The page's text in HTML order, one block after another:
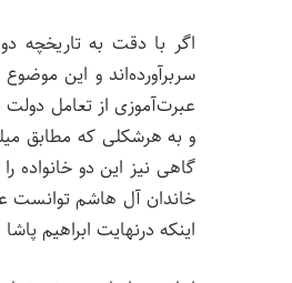
اگر با دقت به تاریخچه
سربرآورده‌­اند و این
عبرت‌­آموزی از تعامل
و به هرشکلی که مطابق
گاهی نیز این دو خانواده
خاندان آل هاشم توانست
اینکه درنهایت ابراهیم